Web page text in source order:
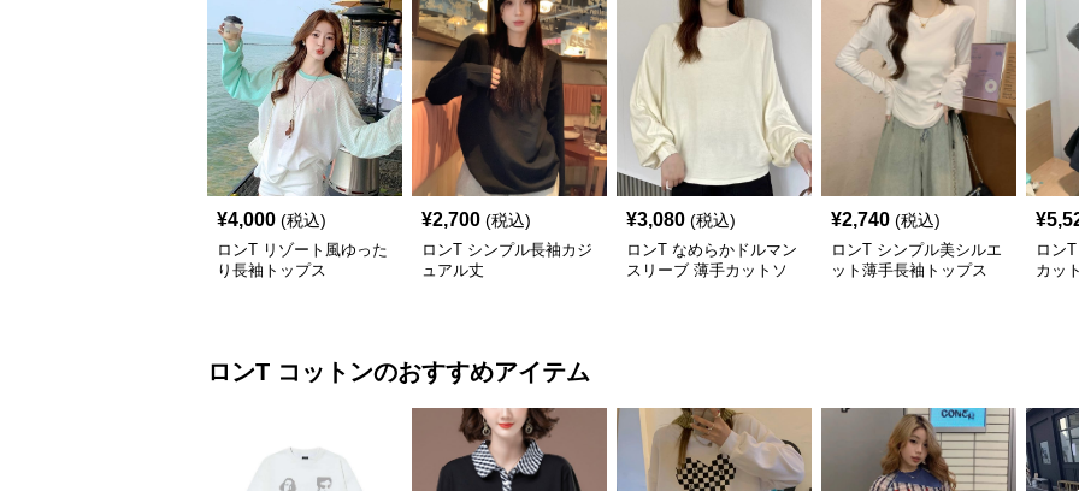
¥4,000 (税込)
ロンT リゾート風ゆった
り長袖トップス
¥2,700 (税込)
ロンT シンプル長袖カジ
ュアル丈
¥3,080 (税込)
ロンT なめらかドルマン
スリーブ 薄手カットソ
¥2,740 (税込)
ロンT シンプル美シルエ
ット薄手長袖トップス
¥
ロン
カッ
ロンT コットンのおすすめアイテム